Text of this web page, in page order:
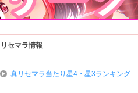
リセマラ情報
真リセマラ当たり星4・星3ランキング